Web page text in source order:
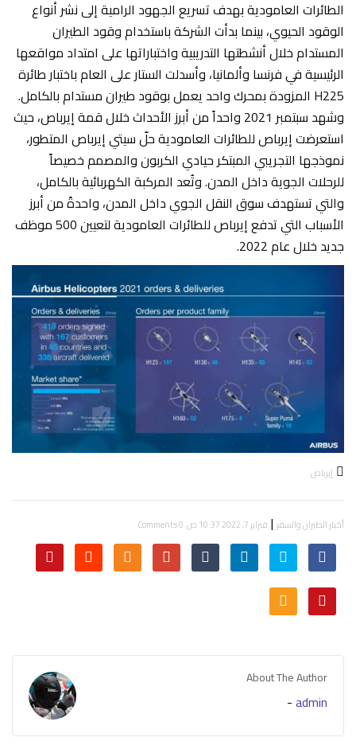
الطائرات العامودية بهدف تسريع الجهود الرامية إلى نشر أنواع
الوقود الحيوي، بينما بدأت الشركة باستخدام وقود الطيران
المستدام خلال أنشطتها التدريبية واختباراتها على امتداد مواقعها
الرئيسية في فرنسا وألمانيا، وأسدلت الستار على العام باختبار طائرة
H225 المزودة بمحرك واحد يعمل بوقود طيران مستدام بالكامل.
وشهد سبتمبر 2021 واحداً من أبرز الأحداث خلال قمة إيرباص، حيث
استعرضت إيرباص للطائرات العامودية حلّ سيتي إيرباص المتطور،
نموذجها التجريبي المبتكر حيادي الكربون والمصمم خصيصاً
للرحلات الجوية داخل المدن. وتُعد المركبة الكهربائية بالكامل،
والتي تستهدف سوق النقل الجوي داخل المدن، واحدةً من أبرز
الأسباب التي تدفع إيرباص للطائرات العامودية لتعيين 500 موظف
جديد خلال عام 2022.
إيرباص
أخبار الطيران والسفر | فبراير 7, 2022 10:37 ص 0 Comments
About The Author
admin
-